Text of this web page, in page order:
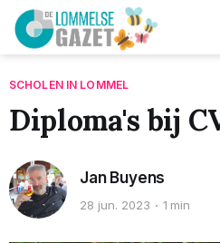
SCHOLEN IN LOMMEL
Diploma's bij
Jan Buyens
28 jun. 2023 1 min